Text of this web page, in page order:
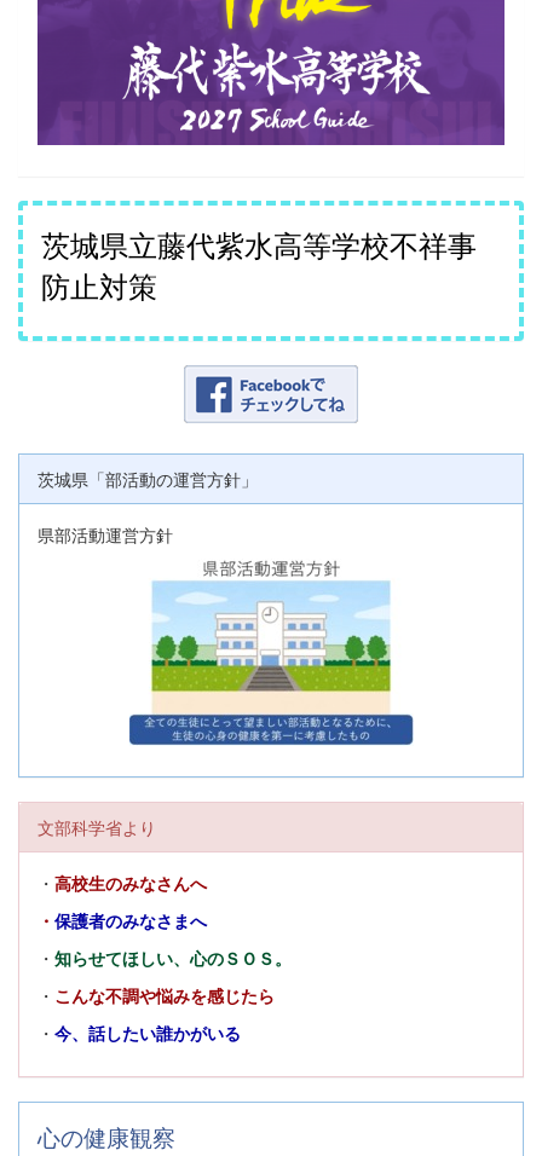
茨城県立藤代紫水高等学校不祥事
防止対策
茨城県「部活動の運営方針」
県部活動運営方針
文部科学省より
・ 高校生のみなさんへ
・ 保護者のみなさまへ
・ 知らせてほしい、心のＳＯＳ。
・ こんな不調や悩みを感じたら
・ 今、話したい誰かがいる
心の健康観察